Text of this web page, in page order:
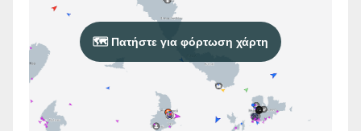
🗺️ Πατήστε για φόρτωση χάρτη